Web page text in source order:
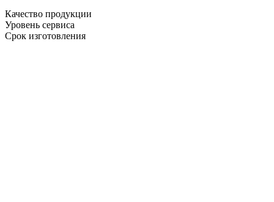
Качество продукции
Уровень сервиса
Срок изготовления